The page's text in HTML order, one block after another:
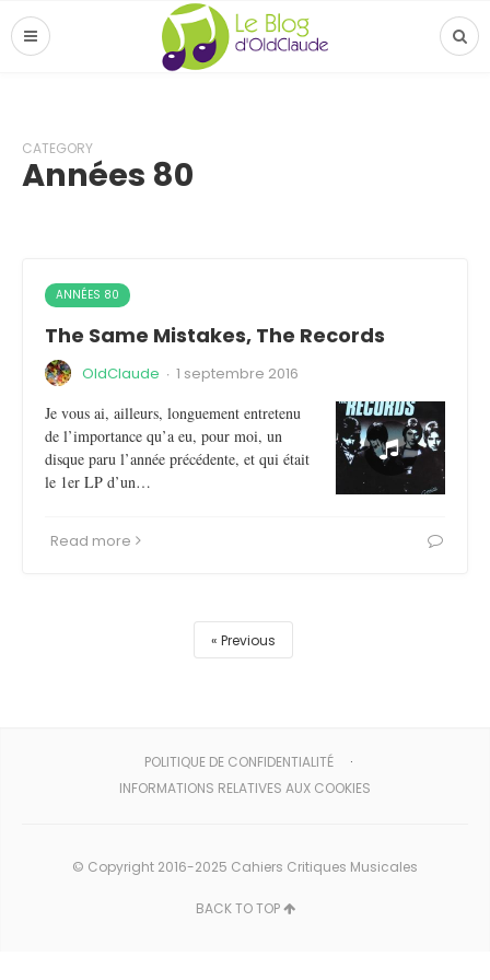
CATEGORY
Années 80
ANNÉES 80
The Same Mistakes, The Records
OldClaude · 1 septembre 2016
Je vous ai, ailleurs, longuement entretenu
de l’importance qu’a eu, pour moi, un
disque paru l’année précédente, et qui était
le 1er LP d’un…
Read more
Previous
POLITIQUE DE CONFIDENTIALITÉ
INFORMATIONS RELATIVES AUX COOKIES
© Copyright 2016-2025 Cahiers Critiques Musicales
BACK TO TOP